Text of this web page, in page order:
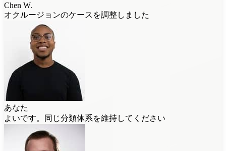
Chen W.
オクルージョンのケースを調整しました
あなた
よいです。同じ分類体系を維持してください